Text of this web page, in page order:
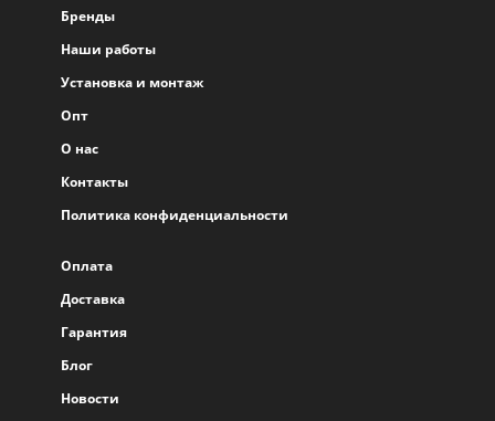
Бренды
Наши работы
Установка и монтаж
Опт
О нас
Контакты
Политика конфиденциальности
Оплата
Доставка
Гарантия
Блог
Новости